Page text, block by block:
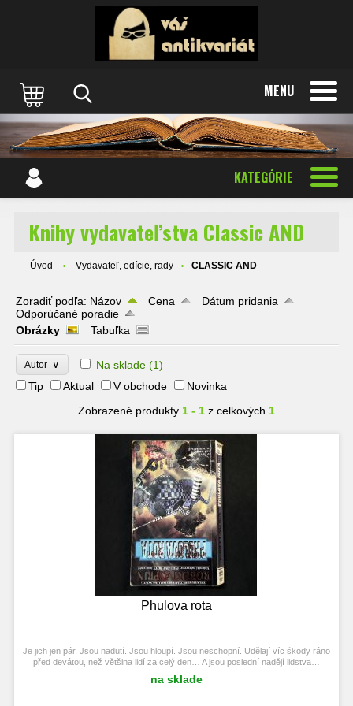
MENU
KATEGÓRIE
Knihy vydavateľstva Classic AND
Úvod Vydavateľ, edície, rady CLASSIC AND
Zoradiť podľa: Názov Cena
Dátum pridania
Odporúčané poradie
Obrázky
Tabuľka
Autor ∨ Na sklade (1)
Tip
Aktual V obchode
Novinka
Zobrazené produkty 1 - 1 z celkových 1
Phulova rota
Je jich jen pár. Jsou nadutí. Jsou hloupí. Jsou neschopní. Udělají víc škody ráno
před devátou, než většina lidí za celý den… A jsou poslední nadějí lidstva…
na sklade